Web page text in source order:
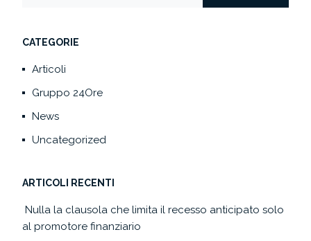
CATEGORIE
Articoli
Gruppo 24Ore
News
Uncategorized
ARTICOLI RECENTI
Nulla la clausola che limita il recesso anticipato solo
al promotore finanziario